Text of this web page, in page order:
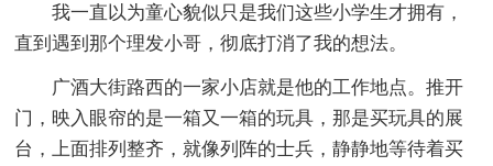
我一直以为童心貌似只是我们这些小学生才拥有，
直到遇到那个理发小哥，彻底打消了我的想法。
广酒大街路西的一家小店就是他的工作地点。推开
门，映入眼帘的是一箱又一箱的玩具，那是买玩具的展
台，上面排列整齐，就像列阵的士兵，静静地等待着买